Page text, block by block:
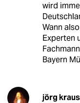
wird
Wann
Experten
Bayern
jörg